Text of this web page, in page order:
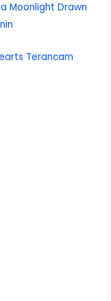
Moonlight Drawn
Terancam